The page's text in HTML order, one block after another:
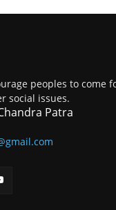
peoples to come
social issues.
Patra